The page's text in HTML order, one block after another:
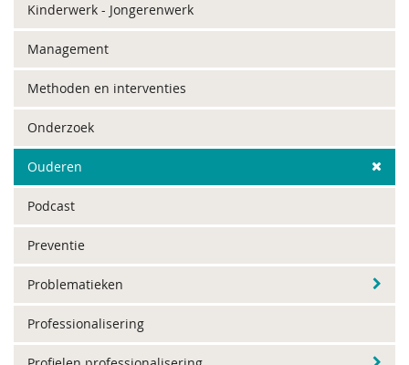
Kinderwerk - Jongerenwerk
Management
Methoden en interventies
Onderzoek
Ouderen
Podcast
Preventie
Problematieken
Professionalisering